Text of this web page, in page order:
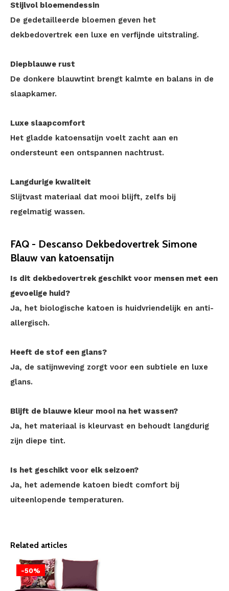
Stijlvol bloemendessin
De gedetailleerde bloemen geven het
dekbedovertrek een luxe en verfijnde uitstraling.
Diepblauwe rust
De donkere blauwtint brengt kalmte en balans in de
slaapkamer.
Luxe slaapcomfort
Het gladde katoensatijn voelt zacht aan en
ondersteunt een ontspannen nachtrust.
Langdurige kwaliteit
Slijtvast materiaal dat mooi blijft, zelfs bij
regelmatig wassen.
FAQ - Descanso Dekbedovertrek Simone
Blauw van katoensatijn
Is dit dekbedovertrek geschikt voor mensen met een
gevoelige huid?
Ja, het biologische katoen is huidvriendelijk en anti-
allergisch.
Heeft de stof een glans?
Ja, de satijnweving zorgt voor een subtiele en luxe
glans.
Blijft de blauwe kleur mooi na het wassen?
Ja, het materiaal is kleurvast en behoudt langdurig
zijn diepe tint.
Is het geschikt voor elk seizoen?
Ja, het ademende katoen biedt comfort bij
uiteenlopende temperaturen.
Related articles
-50%